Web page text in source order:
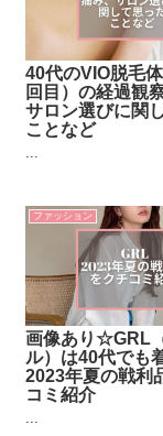
40代のVIO脱毛
回目）の経過観
サロン選びに関
ことなど
...
ファッション
画像あり☆GRL
ル）は40代でも
2023年夏の戦利
コミ紹介
...